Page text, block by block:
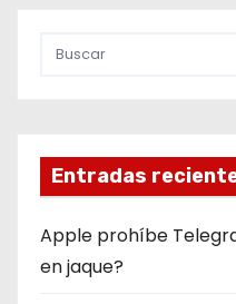
Entradas
Apple prohíbe
en jaque?